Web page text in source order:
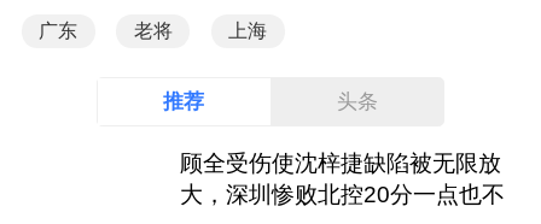
广东 老将 上海
推荐 头条
顾全受伤使沈梓捷缺陷被无限放
大，深圳惨败北控20分一点也不